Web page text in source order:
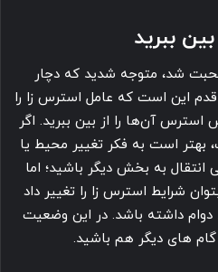
ببرید
صحبت شد، متوجه شدید که دچار
این است که عامل استرس زا را
استرس آن‌ها را از بین ببرید. اگر
است به فکر تغییر محیط یا
به بخش دیگر باشید؛ اما
شرایط استرس زا را تغییر داد
دوام داشته باشد. در این وضعیت
های دیگر هم باشید.